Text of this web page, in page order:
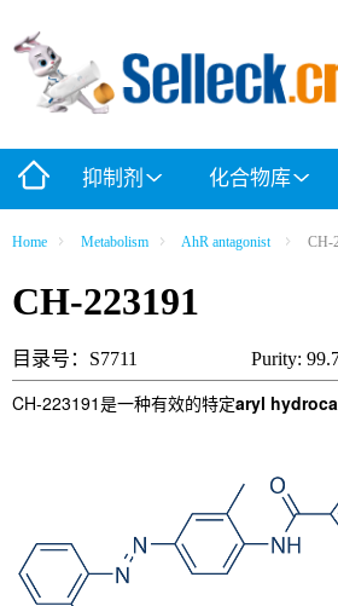
抑制剂 化合物库
Home Metabolism AhR antagonist CH-
CH-223191
目录号：S7711 Purity:
CH-223191是一种有效的特定aryl